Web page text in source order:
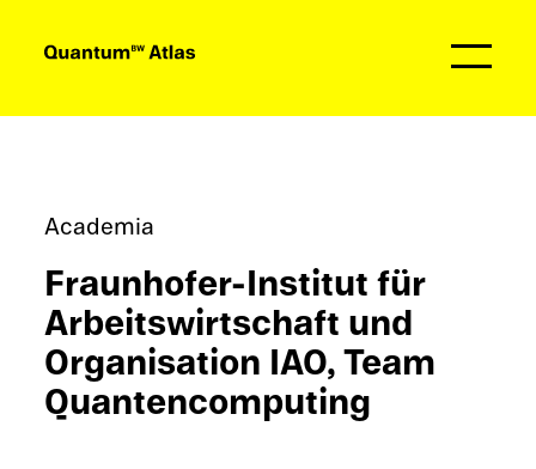
Academia
Fraunhofer-Insti­tut für
Arbeits­wirt­schaft und
Organi­sa­tion IAO, Team
Quantencomputing